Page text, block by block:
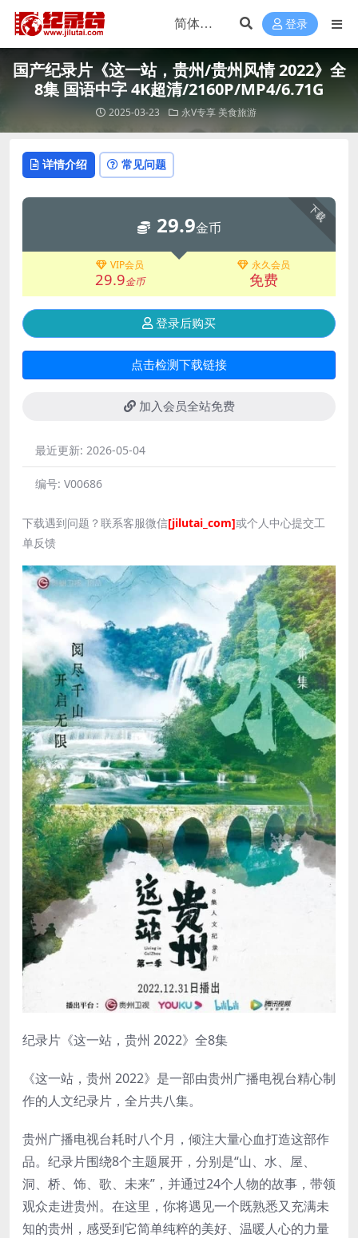
登录
国产纪录片《这一站，贵州/贵州风情 2022》全
8集 国语中字 4K超清/2160P/MP4/6.71G
2025-03-23 永V专享 美食旅游
详情介绍 常见问题
下载
29.9金币
VIP会员
29.9金币
永久会员
免费
登录后购买
点击检测下载链接
加入会员全站免费
最近更新: 2026-05-04
编号: V00686
下载遇到问题？联系客服微信[jilutai_com]或个人中心提交工
单反馈
纪录片《这一站，贵州 2022》全8集
《这一站，贵州 2022》是一部由贵州广播电视台精心制
作的人文纪录片，全片共八集。
贵州广播电视台耗时八个月，倾注大量心血打造这部作
品。纪录片围绕8个主题展开，分别是“山、水、屋、
洞、桥、饰、歌、未来”，并通过24个人物的故事，带领
观众走进贵州。在这里，你将遇见一个既熟悉又充满未
知的贵州，感受到它简单纯粹的美好、温暖人心的力量